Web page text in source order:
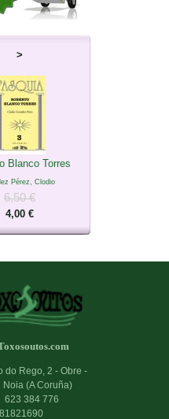
>
Blanco Torres
Pérez, Clodio
6,50 €
4,00 €
do Rego, 2 - Obre -
Noia (A Coruña)
623 384 776